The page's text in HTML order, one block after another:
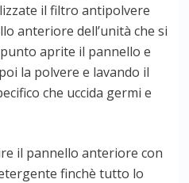
il filtro antipolvere
anteriore dell’unità che si
aprite il pannello e
la polvere e lavando il
che uccida germi e
il pannello anteriore con
finchè tutto lo